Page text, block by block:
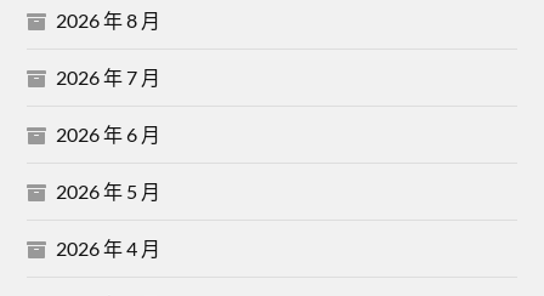
2026 年 8 月
2026 年 7 月
2026 年 6 月
2026 年 5 月
2026 年 4 月